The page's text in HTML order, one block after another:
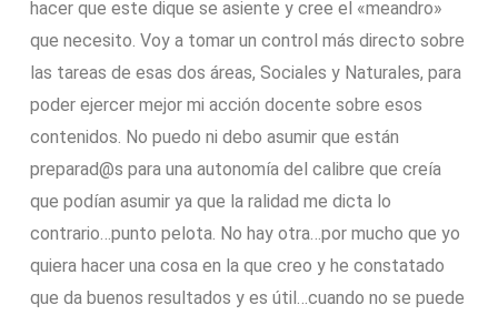
hacer que este dique se asiente y cree el «meandro»
que necesito. Voy a tomar un control más directo sobre
las tareas de esas dos áreas, Sociales y Naturales, para
poder ejercer mejor mi acción docente sobre esos
contenidos. No puedo ni debo asumir que están
preparad@s para una autonomía del calibre que creía
que podían asumir ya que la ralidad me dicta lo
contrario…punto pelota. No hay otra…por mucho que yo
quiera hacer una cosa en la que creo y he constatado
que da buenos resultados y es útil…cuando no se puede